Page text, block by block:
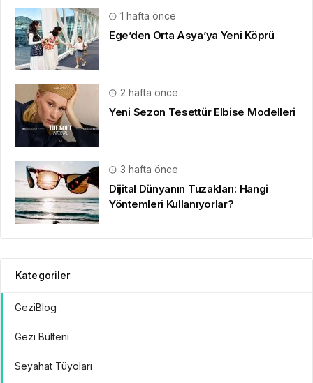
1 hafta önce
Ege’den Orta Asya’ya Yeni Köprü
2 hafta önce
Yeni Sezon Tesettür Elbise Modelleri
3 hafta önce
Dijital Dünyanın Tuzakları: Hangi
Yöntemleri Kullanıyorlar?
Kategoriler
GeziBlog
Gezi Bülteni
Seyahat Tüyoları